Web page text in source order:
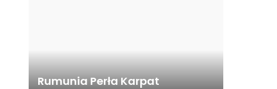
Rumunia Perła Karpat